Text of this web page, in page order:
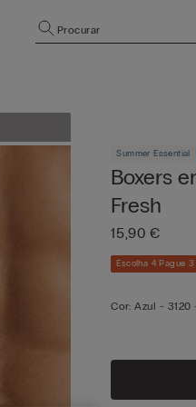
Procurar
Summer Essential
Boxers
Fresh
15,90 €
Escolha 4 Pague
Cor: Azul - 3120